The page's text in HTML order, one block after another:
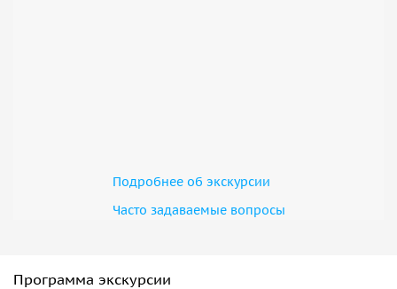
Подробнее об экскурсии
Часто задаваемые вопросы
Программа экскурсии